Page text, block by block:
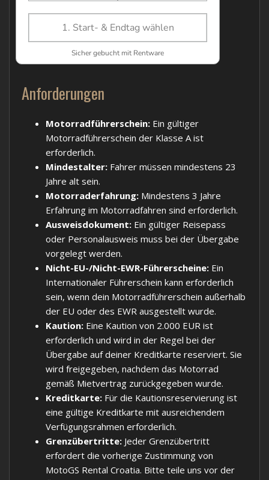
Anforderungen
Motorradführerschein: Ein gültiger
Motorradführerschein der Klasse A ist
erforderlich.
Mindestalter: Fahrer müssen mindestens 23
Jahre alt sein.
Motorraderfahrung: Mindestens 3 Jahre
Erfahrung im Motorradfahren sind erforderlich.
Ausweisdokument: Ein gültiger Reisepass
oder Personalausweis muss bei der Übergabe
vorgelegt werden.
Nicht-EU-/Nicht-EWR-Führerscheine: Ein
Internationaler Führerschein kann erforderlich
sein, wenn dein Motorradführerschein außerhalb
der EU oder des EWR ausgestellt wurde.
Kaution: Eine Kaution von 2.000 EUR ist
erforderlich und wird in der Regel bei der
Übergabe auf deiner Kreditkarte reserviert. Sie
wird freigegeben, nachdem das Motorrad
gemäß Mietvertrag zurückgegeben wurde.
Kreditkarte: Für die Kautionsreservierung ist
eine gültige Kreditkarte mit ausreichendem
Verfügungsrahmen erforderlich.
Grenzübertritte: Jeder Grenzübertritt
erfordert die vorherige Zustimmung von
MotoGS Rental Croatia. Bitte teile uns vor der